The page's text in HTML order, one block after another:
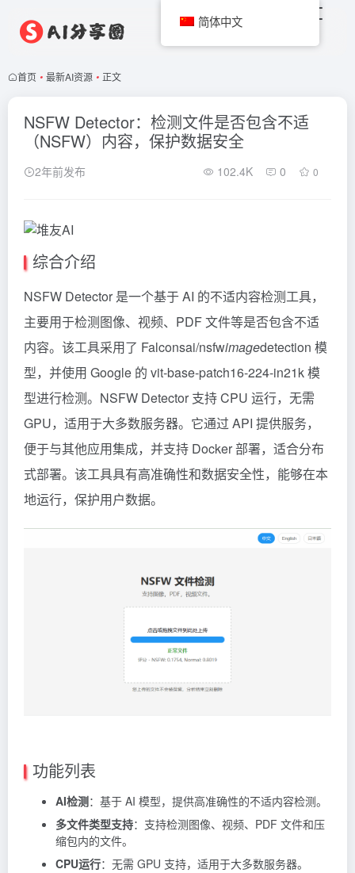
首页 • 最新AI资源 • 正文
NSFW Detector：检测文件是否包含不适
（NSFW）内容，保护数据安全
2年前发布 102.4K 0 0
综合介绍
NSFW Detector 是一个基于 AI 的不适内容检测工具，
主要用于检测图像、视频、PDF 文件等是否包含不适
内容。该工具采用了 Falconsai/nsfwimagedetection 模
型，并使用 Google 的 vit-base-patch16-224-in21k 模
型进行检测。NSFW Detector 支持 CPU 运行，无需
GPU，适用于大多数服务器。它通过 API 提供服务，
便于与其他应用集成，并支持 Docker 部署，适合分布
式部署。该工具具有高准确性和数据安全性，能够在本
地运行，保护用户数据。
功能列表
AI检测：基于 AI 模型，提供高准确性的不适内容检测。
多文件类型支持：支持检测图像、视频、PDF 文件和压
缩包内的文件。
CPU运行：无需 GPU 支持，适用于大多数服务器。
简体中文